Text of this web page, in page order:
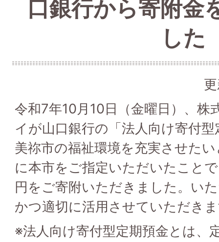
口銀行から寄附金
した
令和7年10月10日（金曜日）、株
イが山口銀行の「法人向け寄付
美祢市の福祉環境を充実させた
に本市をご指定いただいたこと
円をご寄附いただきました。い
かつ適切に活用させていただき
※法人向け寄付型定期預金とは、